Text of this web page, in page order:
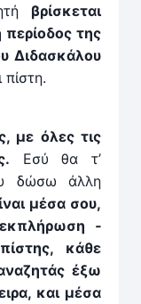
βρίσκεται
περίοδος της
Διδασκάλου
με όλες τις
Εσύ θα τ’
δώσω άλ­λη
μέσα σου,
εκπλήρωση
κάθε
έξω
και μέσα